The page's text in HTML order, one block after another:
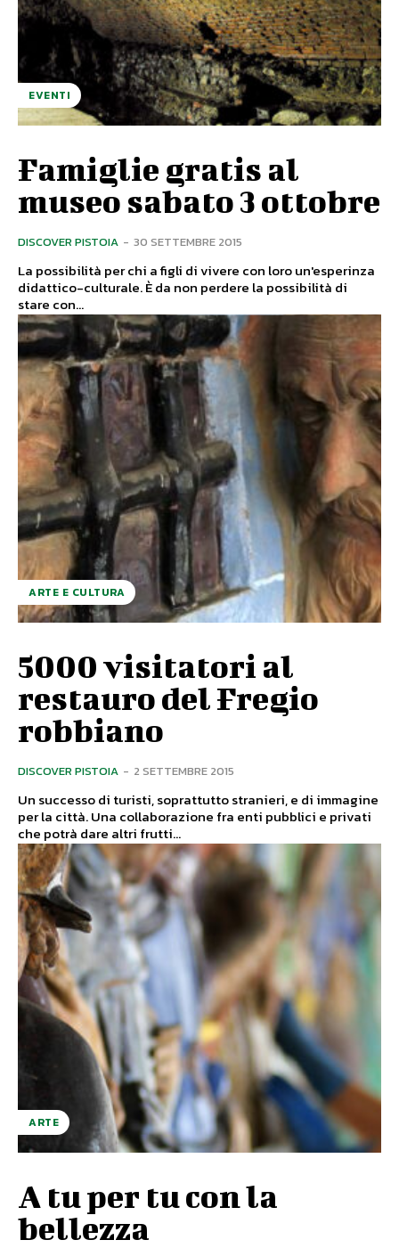
EVENTI
Famiglie gratis al
museo sabato 3 ottobre
DISCOVER PISTOIA - 30 SETTEMBRE 2015
La possibilità per chi a figli di vivere con loro un'esperinza
didattico-culturale. È da non perdere la possibilità di
stare con...
ARTE E CULTURA
5000 visitatori al
restauro del Fregio
robbiano
DISCOVER PISTOIA - 2 SETTEMBRE 2015
Un successo di turisti, soprattutto stranieri, e di immagine
per la città. Una collaborazione fra enti pubblici e privati
che potrà dare altri frutti...
ARTE
A tu per tu con la
bellezza